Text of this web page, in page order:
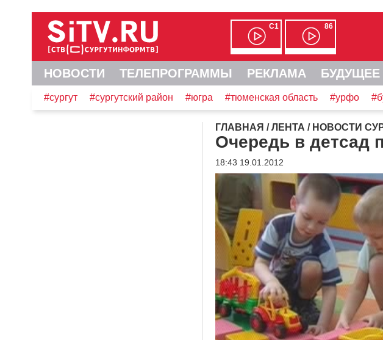
С1 86
НОВОСТИ ТЕЛЕПРОГРАММЫ РЕКЛАМА БУДУЩЕЕ
#сургут #сургутский район #югра #тюменская область #урфо
ГЛАВНАЯ /ЛЕНТА / НОВОСТИ
Очередь в детсад
18:43 19.01.2012
Видеоплеер